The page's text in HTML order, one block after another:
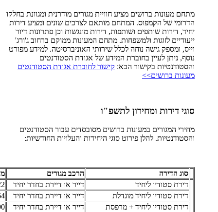
מתחם מעונות ברושים מציע חוויית מגורים מודרנית ומגוונת בחלקו
הדרומי של הקמפוס. המתחם מותאם לצרכים שונים ומציע דירות
יחיד, דירות שותפים ושותפות, דירות מונגשות וכן פתרונות דיור
ייעודיים לזוגות ולמשפחות. מתחם המעונות ממוקם ברחוב ג'ורג'
וייס, ומספק גישה נוחה לכלל שירותי האוניברסיטה. למידע מפורט
נוסף, ניתן לעיין בחוברת המידע של אגודת הסטודנטים
והסטודנטיות בקישור הבא: קישור לחוברת אגודת הסטודנטים
מעונות ברושים>>
סוגי דירות ומחירון לתשפ"ו
מחירי המגורים במעונות ברושים מסובסדים עבור הסטודנטים
והסטודנטיות. להלן פירוט סוגי היחידות והעלויות החודשיות:
סוג הדירה הרכב מגורים
דירת סטודיו ליחיד
דייר או דיירת בחדר יחיד
₪
דירת סטודיו ליחיד מוגדלת
דייר או דיירת בחדר יחיד
₪
דירת סטודיו ליחיד + מרפסת
דייר או דיירת בחדר יחיד
₪